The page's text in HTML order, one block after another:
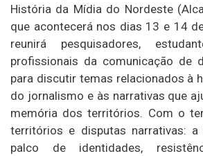
História da Mídia do Nordeste
que acontecerá nos dias 13 e 14
reunirá pesquisadores,
profissionais da comunicação de
para discutir temas relacionados à
do jornalismo e às narrativas que
memória dos territórios. Com o
territórios e disputas narrativas:
palco de identidades,